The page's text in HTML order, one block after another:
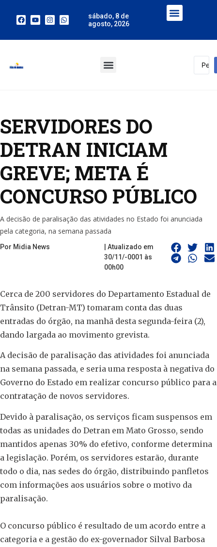
sábado, 8 de
agosto, 2026
SERVIDORES DO
DETRAN INICIAM
GREVE; META É
CONCURSO PÚBLICO
A decisão de paralisação das atividades no Estado foi anunciada
pela categoria, na semana passada
Por Midia News
| Atualizado em
30/11/-0001 às
00h00
Cerca de 200 servidores do Departamento Estadual de
Trânsito (Detran-MT) tomaram conta das duas
entradas do órgão, na manhã desta segunda-feira (2),
dando largada ao movimento grevista.
A decisão de paralisação das atividades foi anunciada
na semana passada, e seria uma resposta à negativa do
Governo do Estado em realizar concurso público para a
contratação de novos servidores.
Devido à paralisação, os serviços ficam suspensos em
todas as unidades do Detran em Mato Grosso, sendo
mantidos apenas 30% do efetivo, conforme determina
a legislação. Porém, os servidores estarão, durante
todo o dia, nas sedes do órgão, distribuindo panfletos
com informações aos usuários sobre o motivo da
paralisação.
O concurso público é resultado de um acordo entre a
categoria e a gestão do ex-governador Silval Barbosa